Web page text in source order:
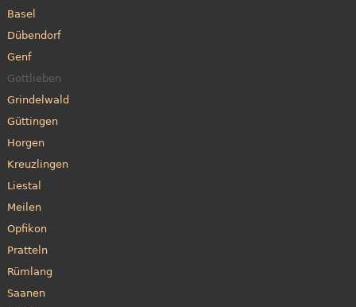
Basel
Dübendorf
Genf
Gottlieben
Grindelwald
Güttingen
Horgen
Kreuzlingen
Liestal
Meilen
Opfikon
Pratteln
Rümlang
Saanen